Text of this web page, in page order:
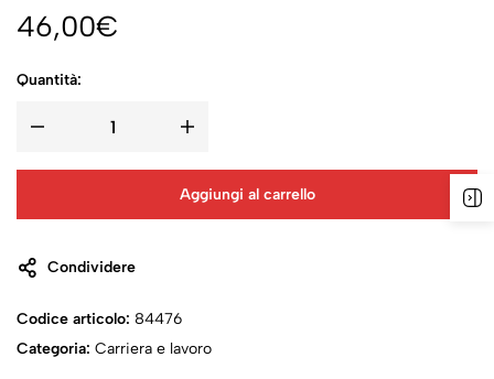
46,00€
Quantità:
Aggiungi al carrello
Condividere
Codice articolo: 84476
Categoria: Carriera e lavoro